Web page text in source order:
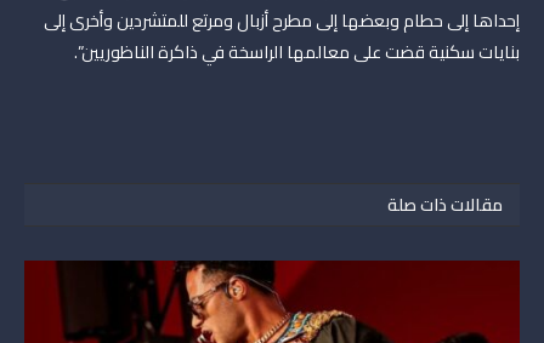
إحداها إلى حطام وبعضها إلى مطرح أزبال ومرتع للمتشردين وأخرى إلى
بنايات سكنية قضت على معالمها الراسخة في ذاكرة الناظوريين”.
مقالات ذات صلة